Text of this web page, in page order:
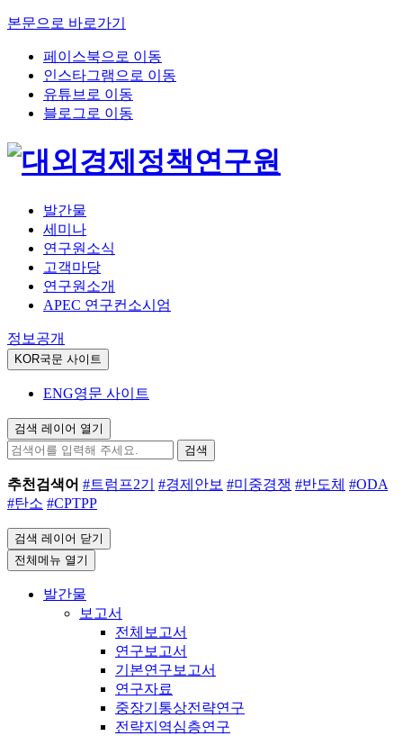
본문으로 바로가기
페이스북으로 이동
인스타그램으로 이동
유튜브로 이동
블로그로 이동
발간물
세미나
연구원소식
고객마당
연구원소개
APEC 연구컨소시엄
정보공개
KOR국문 사이트
ENG영문 사이트
검색 레이어 열기
검색
추천검색어 #트럼프2기 #경제안보 #미중경쟁 #반도체 #ODA
#탄소 #CPTPP
검색 레이어 닫기
전체메뉴 열기
발간물
보고서
전체보고서
연구보고서
기본연구보고서
연구자료
중장기통상전략연구
전략지역심층연구